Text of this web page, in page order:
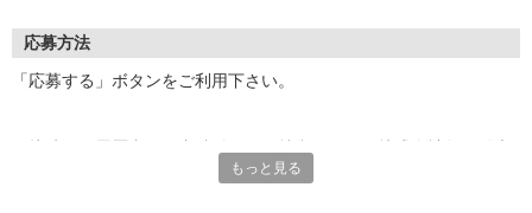
応募方法
「応募する」ボタンをご利用下さい。
もっと見る